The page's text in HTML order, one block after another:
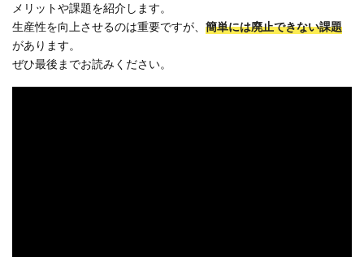
メリットや課題を紹介します。
生産性を向上させるのは重要ですが、 簡単には廃止できない課題
があります。
ぜひ最後までお読みください。